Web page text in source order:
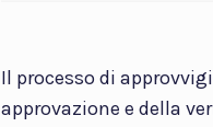
Il processo di
approvazione e della